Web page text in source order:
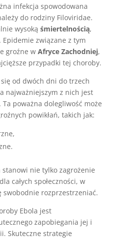
infekcja spowodowana
do rodziny Filoviridae.
wysoką śmiertelnością,
. Epidemie związane z tym
groźne w Afryce Zachodniej,
przypadki tej choroby.
od dwóch dni do trzech
najważniejszym z nich jest
Ta poważna dolegliwość może
powikłań, takich jak:
stanowi nie tylko zagrożenie
całych społeczności, w
swobodnie rozprzestrzeniać.
Ebola jest
zapobiegania jej i
Skuteczne strategie